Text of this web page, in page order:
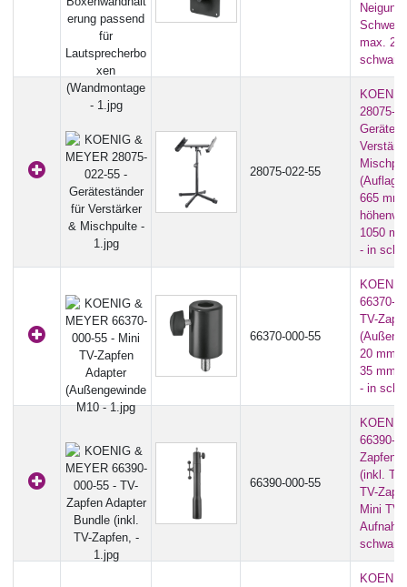
Neigung
max.
schwarz
28075-022-55
28075-
665 mm
1050
- in
66370-000-55
66370-
TV-
20 mm
35 mm |
- in
66390-000-55
66390-
Zapfen
(inkl.
TV-
Mini
schwarz